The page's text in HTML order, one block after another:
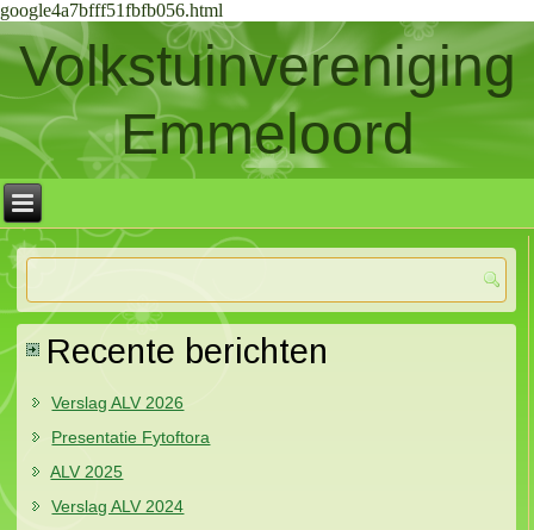
google4a7bfff51fbfb056.html
Volkstuinvereniging
Emmeloord
Recente berichten
Verslag ALV 2026
Presentatie Fytoftora
ALV 2025
Verslag ALV 2024